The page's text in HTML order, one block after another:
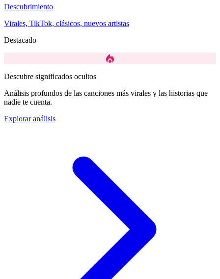
Descubrimiento
Virales, TikTok, clásicos, nuevos artistas
Destacado
local_fire_department
Descubre significados ocultos
Análisis profundos de las canciones más virales y las historias que
nadie te cuenta.
Explorar análisis